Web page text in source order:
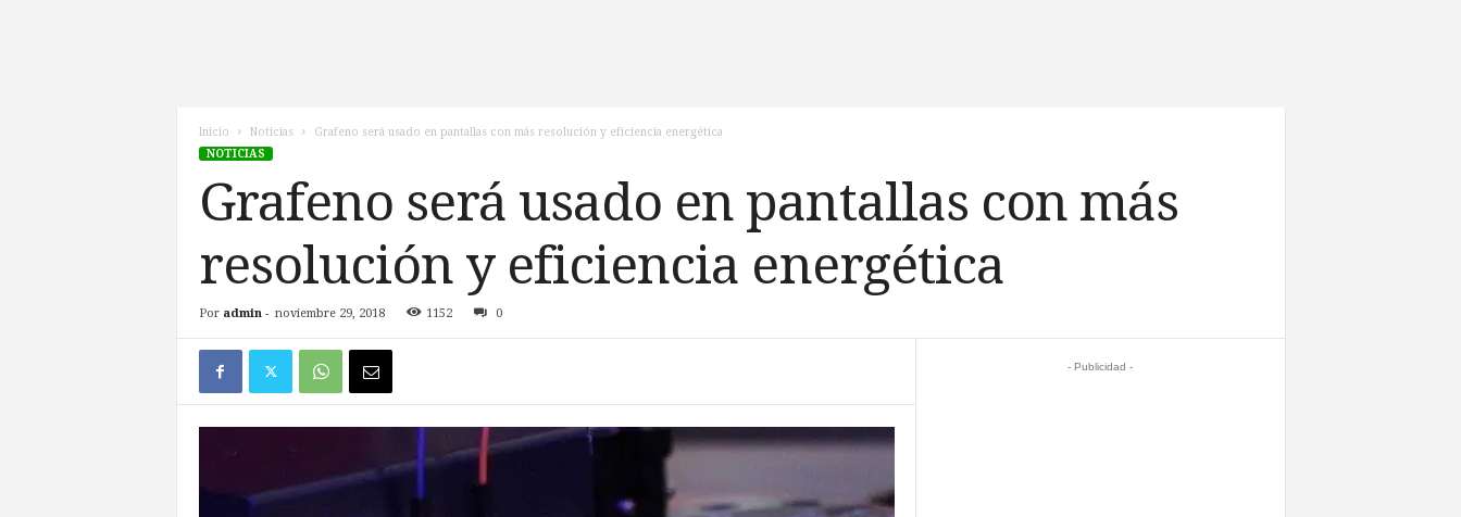
Inicio Noticias
Grafeno será usado en pantallas con más resolución y eficiencia energética
NOTICIAS
Grafeno será usado en pantallas con más
resolución y eficiencia energética
Por admin- noviembre 29, 2018 1152 0
- Publicidad -